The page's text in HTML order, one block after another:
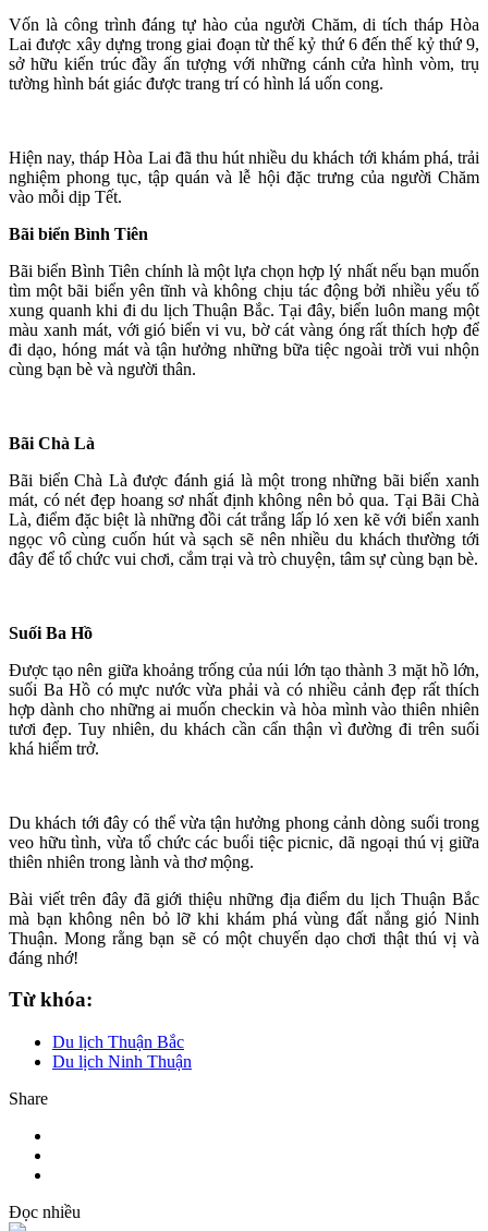
Vốn là công trình đáng tự hào của người Chăm, di tích tháp Hòa
Lai được xây dựng trong giai đoạn từ thế kỷ thứ 6 đến thế kỷ thứ 9,
sở hữu kiến trúc đầy ấn tượng với những cánh cửa hình vòm, trụ
tường hình bát giác được trang trí có hình lá uốn cong.
Hiện nay, tháp Hòa Lai đã thu hút nhiều du khách tới khám phá, trải
nghiệm phong tục, tập quán và lễ hội đặc trưng của người Chăm
vào mỗi dịp Tết.
Bãi biển Bình Tiên
Bãi biển Bình Tiên chính là một lựa chọn hợp lý nhất nếu bạn muốn
tìm một bãi biển yên tĩnh và không chịu tác động bởi nhiều yếu tố
xung quanh khi đi du lịch Thuận Bắc. Tại đây, biển luôn mang một
màu xanh mát, với gió biển vi vu, bờ cát vàng óng rất thích hợp để
đi dạo, hóng mát và tận hưởng những bữa tiệc ngoài trời vui nhộn
cùng bạn bè và người thân.
Bãi Chà Là
Bãi biển Chà Là được đánh giá là một trong những bãi biển xanh
mát, có nét đẹp hoang sơ nhất định không nên bỏ qua. Tại Bãi Chà
Là, điểm đặc biệt là những đồi cát trắng lấp ló xen kẽ với biển xanh
ngọc vô cùng cuốn hút và sạch sẽ nên nhiều du khách thường tới
đây để tổ chức vui chơi, cắm trại và trò chuyện, tâm sự cùng bạn bè.
Suối Ba Hồ
Được tạo nên giữa khoảng trống của núi lớn tạo thành 3 mặt hồ lớn,
suối Ba Hồ có mực nước vừa phải và có nhiều cảnh đẹp rất thích
hợp dành cho những ai muốn checkin và hòa mình vào thiên nhiên
tươi đẹp. Tuy nhiên, du khách cần cẩn thận vì đường đi trên suối
khá hiểm trở.
Du khách tới đây có thể vừa tận hưởng phong cảnh dòng suối trong
veo hữu tình, vừa tổ chức các buổi tiệc picnic, dã ngoại thú vị giữa
thiên nhiên trong lành và thơ mộng.
Bài viết trên đây đã giới thiệu những địa điểm du lịch Thuận Bắc
mà bạn không nên bỏ lỡ khi khám phá vùng đất nắng gió Ninh
Thuận. Mong rằng bạn sẽ có một chuyến dạo chơi thật thú vị và
đáng nhớ!
Từ khóa:
Du lịch Thuận Bắc
Du lịch Ninh Thuận
Share
Đọc nhiều